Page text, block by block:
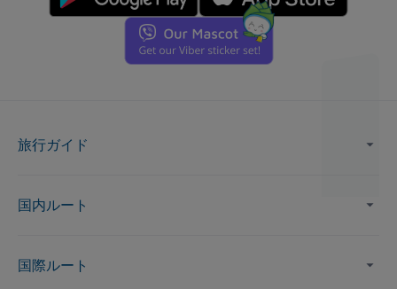
旅行ガイド
国内ルート
国際ルート